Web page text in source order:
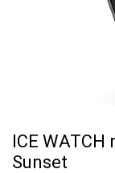
ICE
Sunset